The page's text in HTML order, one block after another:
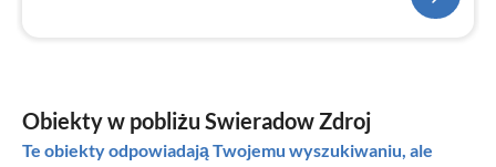
Obiekty w pobliżu Swieradow Zdroj
Te obiekty odpowiadają Twojemu wyszukiwaniu, ale